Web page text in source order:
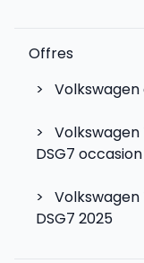
Offres
>
>
Volkswagen
DSG7 occasion
>
Volkswagen
DSG7 2025